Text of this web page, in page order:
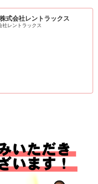
式会社レントラックス
社レントラックス